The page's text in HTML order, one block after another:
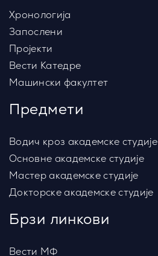
Хронологија
Запослени
Пројекти
Вести Катедре
Машински факултет
Предмети
Водич кроз академске студије
Основне академске студије
Мастер академске студије
Докторске академске студије
Брзи линкови
Вести МФ